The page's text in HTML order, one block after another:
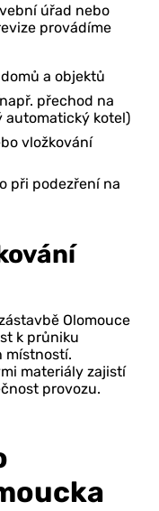
úřad nebo
provádíme
a objektů
přechod na
automatický kotel)
vložkování
při podezření na
Olomouce
k průniku
místností.
materiály zajistí
provozu.